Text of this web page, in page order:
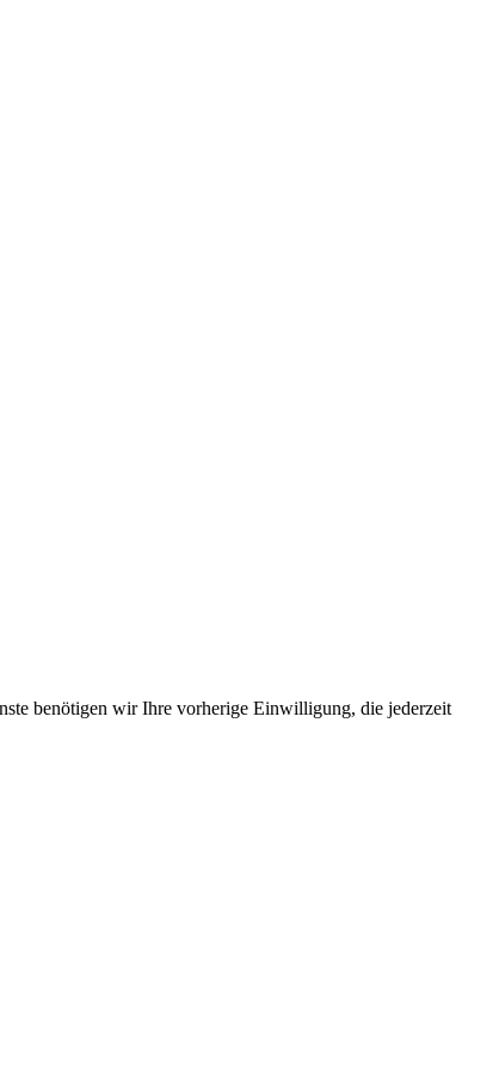
benötigen wir Ihre vorherige Einwilligung, die jederzeit